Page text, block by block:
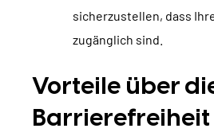
sicherzustellen, dass
zugänglich sind.
Vorteile über
Barrierefreiheit